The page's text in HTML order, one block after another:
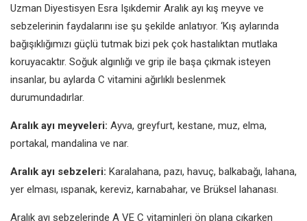
Uzman Diyestisyen Esra Işıkdemir Aralık ayı kış meyve ve
sebzelerinin faydalarını ise şu şekilde anlatıyor. ‘Kış aylarında
bağışıklığımızı güçlü tutmak bizi pek çok hastalıktan mutlaka
koruyacaktır. Soğuk algınlığı ve grip ile başa çıkmak isteyen
insanlar, bu aylarda C vitamini ağırlıklı beslenmek
durumundadırlar.
Aralık ayı meyveleri: Ayva, greyfurt, kestane, muz, elma,
portakal, mandalina ve nar.
Aralık ayı sebzeleri: Karalahana, pazı, havuç, balkabağı, lahana,
yer elması, ıspanak, kereviz, karnabahar, ve Brüksel lahanası.
Aralık ayı sebzelerinde A VE C vitaminleri ön plana çıkarken